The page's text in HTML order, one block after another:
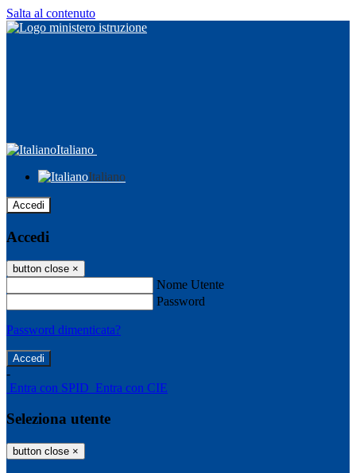
Salta al contenuto
Italiano
Italiano
Accedi
Accedi
button close ×
Nome Utente
Password
Password dimenticata?
-
Entra con SPID Entra con CIE
Seleziona utente
button close ×